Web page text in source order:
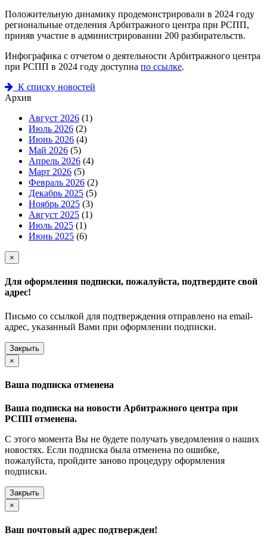
Положительную динамику продемонстрировали в 2024 году
региональные отделения Арбитражного центра при РСПП,
приняв участие в администрировании 200 разбирательств.
Инфографика с отчетом о деятельности Арбитражного центра
при РСПП в 2024 году доступна по ссылке.
К списку новостей
Архив
Август 2026 (1)
Июль 2026 (2)
Июнь 2026 (4)
Май 2026 (5)
Апрель 2026 (4)
Март 2026 (5)
Февраль 2026 (2)
Декабрь 2025 (5)
Ноябрь 2025 (3)
Август 2025 (1)
Июль 2025 (1)
Июнь 2025 (6)
×
Для оформления подписки, пожалуйста, подтвердите свой
адрес!
Письмо со ссылкой для подтверждения отправлено на email-
адрес, указанный Вами при оформлении подписки.
Закрыть
×
Ваша подписка отменена
Ваша подписка на новости Арбитражного центра при
РСПП отменена.
С этого момента Вы не будете получать уведомления о наших
новостях. Если подписка была отменена по ошибке,
пожалуйста, пройдите заново процедуру оформления
подписки.
Закрыть
×
Ваш почтовый адрес подтвержден!